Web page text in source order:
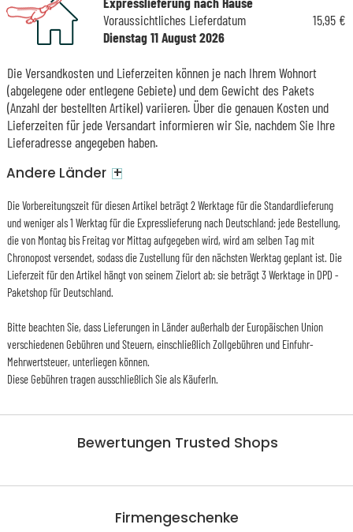
Bewertungen Trusted Shops
Voraussichtliches Lieferdatum
Dienstag 11 August 2026
15,95 €
Die Versandkosten und Lieferzeiten können je nach Ihrem Wohnort
(abgelegene oder entlegene Gebiete) und dem Gewicht des Pakets
(Anzahl der bestellten Artikel) variieren. Über die genauen Kosten und
Lieferzeiten für jede Versandart informieren wir Sie, nachdem Sie Ihre
Lieferadresse angegeben haben.
Andere Länder +
Die Vorbereitungszeit für diesen Artikel beträgt 2 Werktage für die Standardlieferung
und weniger als 1 Werktag für die Expresslieferung nach Deutschland: jede Bestellung,
die von Montag bis Freitag vor Mittag aufgegeben wird, wird am selben Tag mit
Chronopost versendet, sodass die Zustellung für den nächsten Werktag geplant ist. Die
Lieferzeit für den Artikel hängt von seinem Zielort ab: sie beträgt 3 Werktage in DPD -
Paketshop für Deutschland.
Bitte beachten Sie, dass Lieferungen in Länder außerhalb der Europäischen Union
verschiedenen Gebühren und Steuern, einschließlich Zollgebühren und Einfuhr-
Mehrwertsteuer, unterliegen können.
Diese Gebühren tragen ausschließlich Sie als KäuferIn.
Firmengeschenke